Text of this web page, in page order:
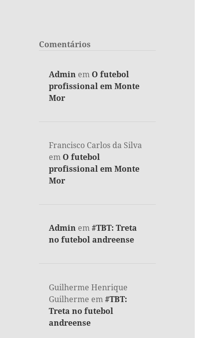
Comentários
Admin em O futebol
profissional em Monte
Mor
Francisco Carlos da Silva
em O futebol
profissional em Monte
Mor
Admin em#TBT: Treta
no futebol andreense
Guilherme Henrique
Guilherme em#TBT:
Treta no futebol
andreense